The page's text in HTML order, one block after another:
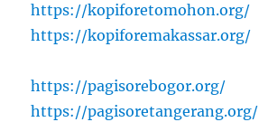
https://kopiforetomohon.org/
https://kopiforemakassar.org/
https://pagisorebogor.org/
https://pagisoretangerang.org/